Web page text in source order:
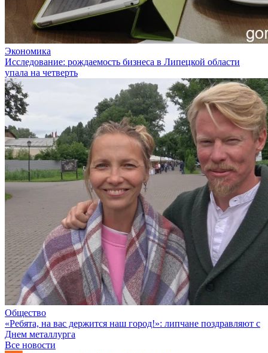
Экономика
Исследование: рождаемость бизнеса в Липецкой области
упала на четверть
Общество
«Ребята, на вас держится наш город!»: липчане поздравляют с
Днем металлурга
Все новости